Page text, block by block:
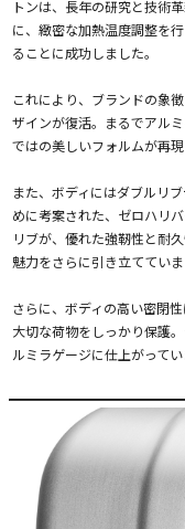
トンは、長年の研究と技術
に、緻密な加熱温度調整を
ることに成功しました。
これにより、ブランドの象
ザインが復活。まるでアル
ではの美しいフォルムが再現
また、ボディにはダブルリ
めに考案された、ゼロハリ
リブが、優れた強靭性と耐
魅力をさらに引き立てていま
さらに、ボディの高い密閉
大切な荷物をしっかり保護
ルミラゲージに仕上がってい